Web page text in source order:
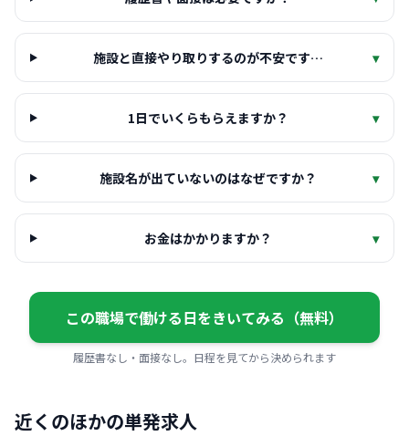
施設と直接やり取りするのが不安です… ▾
1日でいくらもらえますか？ ▾
施設名が出ていないのはなぜですか？ ▾
お金はかかりますか？ ▾
この職場で働ける日をきいてみる（無料）
履歴書なし・面接なし。日程を見てから決められます
近くのほかの単発求人